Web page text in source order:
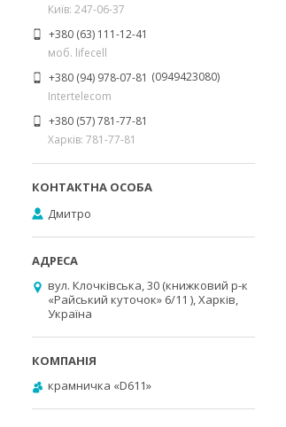
Київ: 247-06-37
+380 (63) 111-12-41
моб. lifecell
+380 (94) 978-07-81
0949423080
Intertelecom
+380 (57) 781-77-81
Харків: 781-77-81
Дмитро
вул. Клочківська, 30 (книжковий р-к
«Райський куточок» 6/11 ), Харків,
Україна
крамничка «D611»